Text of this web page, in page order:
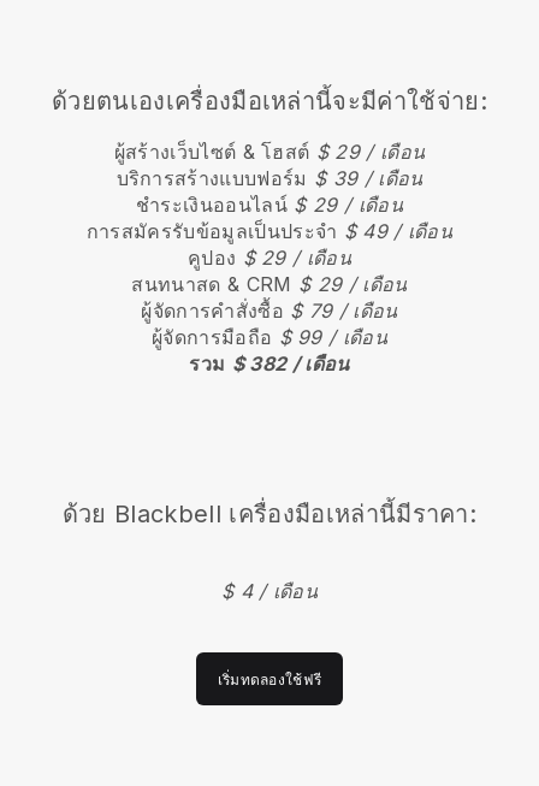
ด้วยตนเองเครื่องมือเหล่านี้จะมีค่าใช้จ่าย:
ผู้สร้างเว็บไซต์ & โฮสต์ $ 29 / เดือน
บริการสร้างแบบฟอร์ม $ 39 / เดือน
ชำระเงินออนไลน์ $ 29 / เดือน
การสมัครรับข้อมูลเป็นประจำ $ 49 / เดือน
คูปอง $ 29 / เดือน
สนทนาสด & CRM $ 29 / เดือน
ผู้จัดการคำสั่งซื้อ $ 79 / เดือน
ผู้จัดการมือถือ $ 99 / เดือน
รวม $ 382 / เดือน
ด้วย Blackbell เครื่องมือเหล่านี้มีราคา:
$ 4 / เดือน
เริ่มทดลองใช้ฟรี